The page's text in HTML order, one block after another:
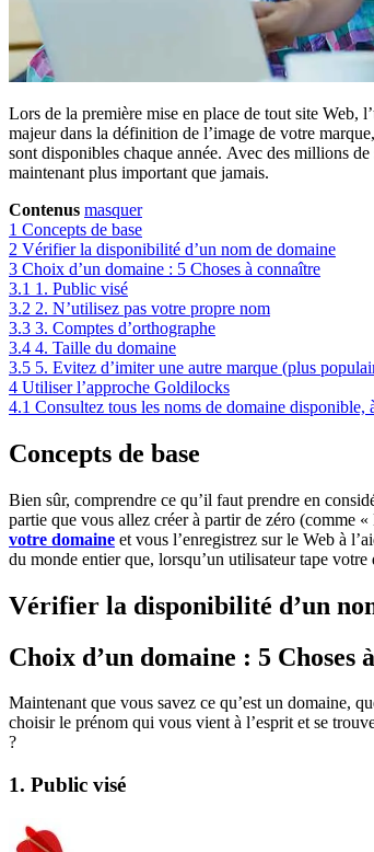
Lors de la première mise en place de tout site Web,
majeur dans la définition de l’image de votre
sont disponibles chaque année. Avec des millions
maintenant plus important que jamais.
Contenus masquer
1 Concepts de base
2 Vérifier la disponibilité d’un nom de domaine
3 Choix d’un domaine : 5 Choses à connaître
3.1 1. Public visé
3.2 2. N’utilisez pas votre propre nom
3.3 3. Comptes d’orthographe
3.4 4. Taille du domaine
3.5 5. Evitez d’imiter une autre marque (plus
4 Utiliser l’approche Goldilocks
4.1 Consultez tous les noms de domaine
Concepts de base
Bien sûr, comprendre ce qu’il faut prendre en
partie que vous allez créer à partir de zéro (comme
votre domaine et vous l’enregistrez sur le Web à
du monde entier que, lorsqu’un utilisateur tape
Vérifier la disponibilité d’un
Choix d’un domaine : 5 Choses
Maintenant que vous savez ce qu’est un domaine,
choisir le prénom qui vous vient à l’esprit et se
?
1. Public visé